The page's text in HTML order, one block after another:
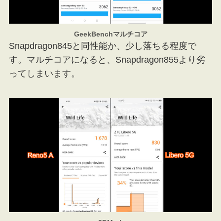
GeekBenchマルチコア
Snapdragon845と同性能か、少し落ちる程度で
す。マルチコアになると、Snapdragon855より劣
ってしまいます。